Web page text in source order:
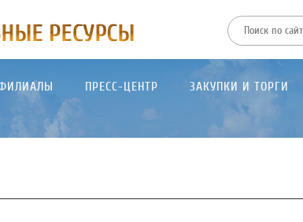
ПРЕСС-ЦЕНТР ЗАКУПКИ И ТОРГИ